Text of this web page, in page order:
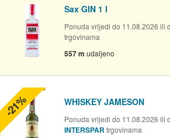
Sax GIN 1 l
Ponuda vrijedi do 11.08.2026 ili
trgovinama
557 m udaljeno
WHISKEY JAMESON
Ponuda vrijedi do 11.08.2026 ili
INTERSPAR trgovinama
-21%